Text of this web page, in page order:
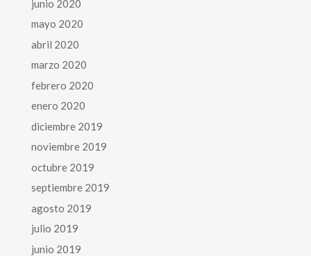
junio 2020
mayo 2020
abril 2020
marzo 2020
febrero 2020
enero 2020
diciembre 2019
noviembre 2019
octubre 2019
septiembre 2019
agosto 2019
julio 2019
junio 2019